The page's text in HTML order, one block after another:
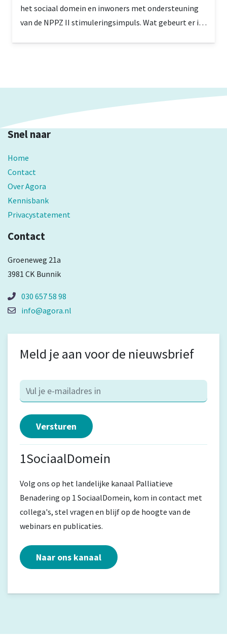
het sociaal domein en inwoners met ondersteuning
van de NPPZ II stimuleringsimpuls. Wat gebeurt er in
Snel naar
Home
Contact
Over Agora
Kennisbank
Privacystatement
Contact
Groeneweg 21a
3981 CK Bunnik
030 657 58 98
info@agora.nl
Meld je aan voor de nieuwsbrief
1SociaalDomein
Volg ons op het landelijke kanaal Palliatieve
Benadering op 1 SociaalDomein, kom in contact met
collega's, stel vragen en blijf op de hoogte van de
webinars en publicaties.
Naar ons kanaal